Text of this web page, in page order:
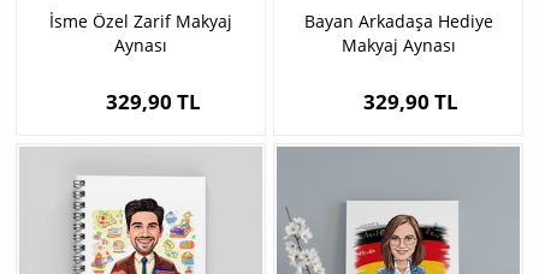
İsme Özel Zarif Makyaj
Aynası
329,90 TL
Bayan Arkadaşa Hediye
Makyaj Aynası
329,90 TL